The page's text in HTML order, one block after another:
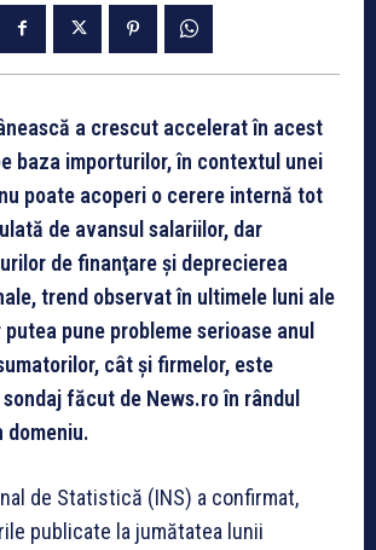
a crescut accelerat în acest
baza importurilor, în contextul unei
poate acoperi o cerere internă tot
de avansul salariilor, dar
de finanţare şi deprecierea
trend observat în ultimele luni ale
pune probleme serioase anul
cât şi firmelor, este
făcut de News.ro în rândul
domeniu.
de Statistică (INS) a confirmat,
publicate la jumătatea lunii